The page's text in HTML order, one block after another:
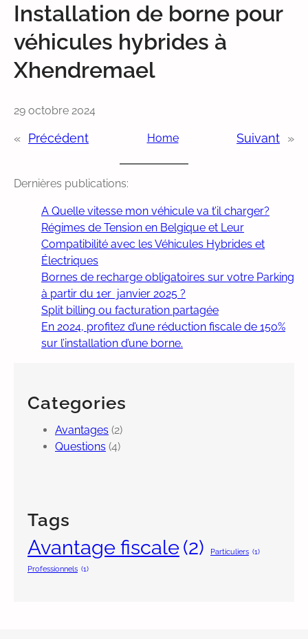
Installation de borne pour
véhicules hybrides à
Xhendremael
29 octobre 2024
« Précédent Home Suivant »
Dernières publications:
A Quelle vitesse mon véhicule va t’il charger?
Régimes de Tension en Belgique et Leur
Compatibilité avec les Véhicules Hybrides et
Électriques
Bornes de recharge obligatoires sur votre Parking
à partir du 1er janvier 2025 ?
Split billing ou facturation partagée
En 2024, profitez d’une réduction fiscale de 150%
sur l’installation d’une borne.
Categories
Avantages (2)
Questions (4)
Tags
Avantage fiscale(2) Particuliers (1)
Professionnels (1)